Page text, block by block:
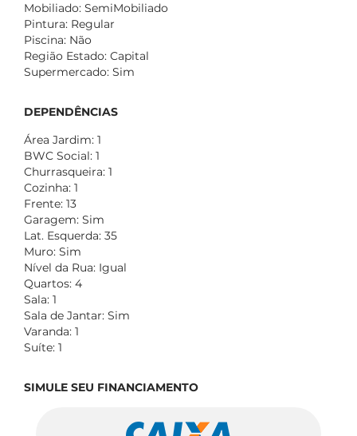
Mobiliado: SemiMobiliado
Pintura: Regular
Piscina: Não
Região Estado: Capital
Supermercado: Sim
DEPENDÊNCIAS
Área Jardim: 1
BWC Social: 1
Churrasqueira: 1
Cozinha: 1
Frente: 13
Garagem: Sim
Lat. Esquerda: 35
Muro: Sim
Nível da Rua: Igual
Quartos: 4
Sala: 1
Sala de Jantar: Sim
Varanda: 1
Suíte: 1
SIMULE SEU FINANCIAMENTO